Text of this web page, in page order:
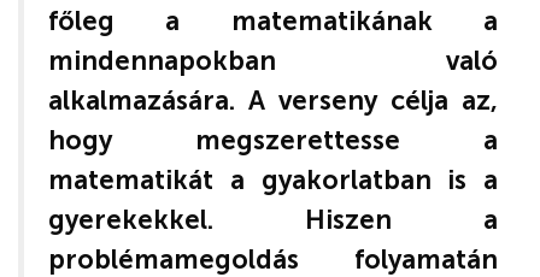
főleg a matematikának a
mindennapokban való
alkalmazására. A verseny célja az,
hogy megszerettesse a
matematikát a gyakorlatban is a
gyerekekkel. Hiszen a
problémamegoldás folyamatán